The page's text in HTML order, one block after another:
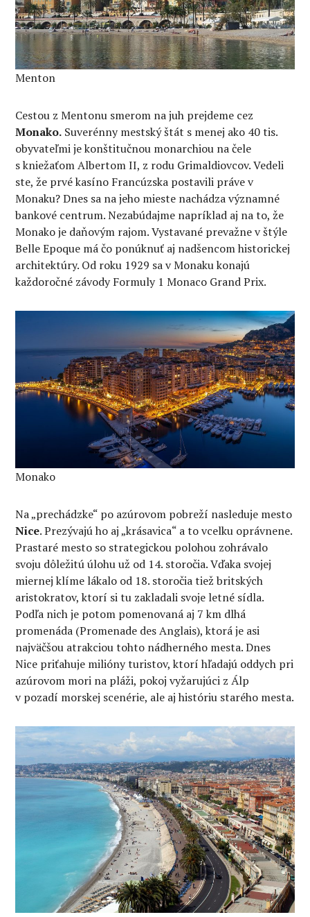
Menton
Cestou z Mentonu smerom na juh prejdeme cez
Monako. Suverénny mestský štát s menej ako 40 tis.
obyvateľmi je konštitučnou monarchiou na čele
s kniežaťom Albertom II, z rodu Grimaldiovcov. Vedeli
ste, že prvé kasíno Francúzska postavili práve v
Monaku? Dnes sa na jeho mieste nachádza významné
bankové centrum. Nezabúdajme napríklad aj na to, že
Monako je daňovým rajom. Vystavané prevažne v štýle
Belle Epoque má čo ponúknuť aj nadšencom historickej
architektúry. Od roku 1929 sa v Monaku konajú
každoročné závody Formuly 1 Monaco Grand Prix.
Monako
Na „prechádzke“ po azúrovom pobreží nasleduje mesto
Nice. Prezývajú ho aj „krásavica“ a to vcelku oprávnene.
Prastaré mesto so strategickou polohou zohrávalo
svoju dôležitú úlohu už od 14. storočia. Vďaka svojej
miernej klíme lákalo od 18. storočia tiež britských
aristokratov, ktorí si tu zakladali svoje letné sídla.
Podľa nich je potom pomenovaná aj 7 km dlhá
promenáda (Promenade des Anglais), ktorá je asi
najväčšou atrakciou tohto nádherného mesta. Dnes
Nice priťahuje milióny turistov, ktorí hľadajú oddych pri
azúrovom mori na pláži, pokoj vyžarujúci z Álp
v pozadí morskej scenérie, ale aj históriu starého mesta.